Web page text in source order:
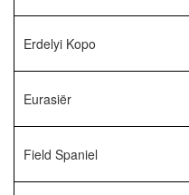
Erdelyi Kopo
Eurasiër
Field Spaniel